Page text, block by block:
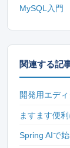
MySQL入門
関連する記
開発用エデ
ますます便
Spring AIで